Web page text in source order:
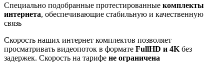
Специально подобранные протестированные комплекты
интернета, обеспечивающие стабильную и качественную
связь
Скорость наших интернет комплектов позволяет
просматривать видеопоток в формате FullHD и 4K без
задержек. Скорость на тарифе не ограничена